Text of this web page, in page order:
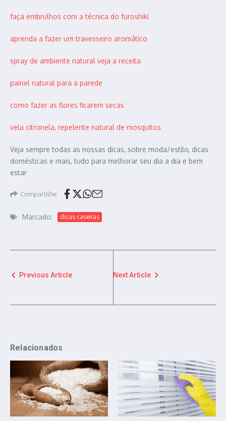
faça embrulhos com a técnica do furoshiki
aprenda a fazer um travesseiro aromático
spray de ambiente natural veja a receita
painel natural para a parede
como fazer as flores ficarem secas
vela citronela, repelente natural de mosquitos
Veja sempre todas as nossas dicas, sobre moda/estilo, dicas
domésticas e mais, tudo para melhorar seu dia a dia e bem
estar
Compartilhe
Marcado: dicas caseiras
Previous Article Next Article
Relacionados